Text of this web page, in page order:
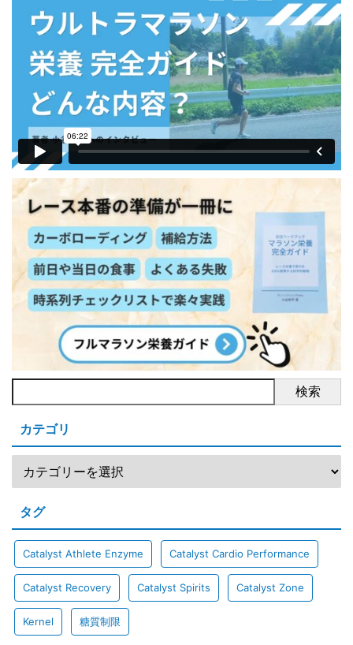
検索
カテゴリ
タグ
Catalyst Athlete Enzyme Catalyst Cardio Performance
Catalyst Recovery Catalyst Spirits Catalyst Zone
Kernel 糖質制限